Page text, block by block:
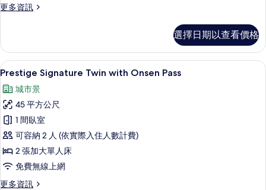
相
更多資訊
更
Twin
的
詳
選擇日期以查看價格
顯
示
Prestige
Signature
Twin
with
Onsen
Pass
的
迷你吧、客房內保險箱、書桌、筆電
11
Prestige Signature Twin with Onsen Pass
城市景
45 平方公尺
1 間臥室
可容納 2 人 (依實際入住人數計費)
2 張加大單人床
免費無線上網
更多資訊
更